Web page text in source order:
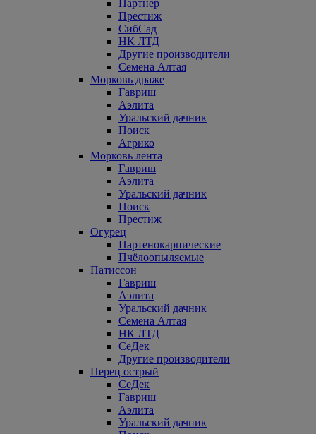
Партнер
Престиж
СибСад
НК ЛТД
Другие производители
Семена Алтая
Морковь драже
Гавриш
Аэлита
Уральский дачник
Поиск
Агрико
Морковь лента
Гавриш
Аэлита
Уральский дачник
Поиск
Престиж
Огурец
Партенокарпические
Пчёлоопыляемые
Патиссон
Гавриш
Аэлита
Уральский дачник
Семена Алтая
НК ЛТД
СеДек
Другие производители
Перец острый
СеДек
Гавриш
Аэлита
Уральский дачник